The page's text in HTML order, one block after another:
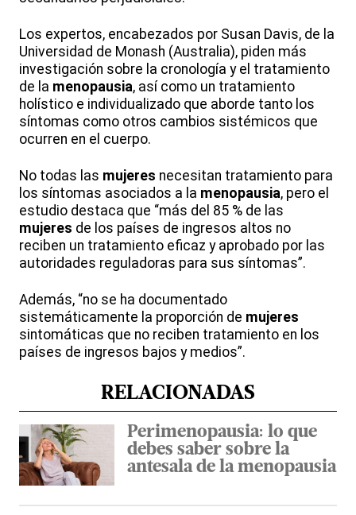
Los expertos, encabezados por Susan Davis, de la
Universidad de Monash (Australia), piden más
investigación sobre la cronología y el tratamiento
de la menopausia, así como un tratamiento
holístico e individualizado que aborde tanto los
síntomas como otros cambios sistémicos que
ocurren en el cuerpo.
No todas las mujeres necesitan tratamiento para
los síntomas asociados a la menopausia, pero el
estudio destaca que “más del 85 % de las
mujeres de los países de ingresos altos no
reciben un tratamiento eficaz y aprobado por las
autoridades reguladoras para sus síntomas”.
Además, “no se ha documentado
sistemáticamente la proporción de mujeres
sintomáticas que no reciben tratamiento en los
países de ingresos bajos y medios”.
RELACIONADAS
Perimenopausia: lo que
debes saber sobre la
antesala de la menopausia